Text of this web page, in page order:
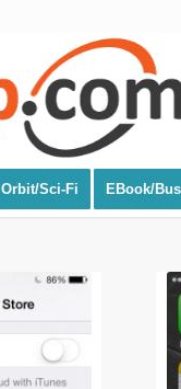
Orbit/Sci-Fi EBook/